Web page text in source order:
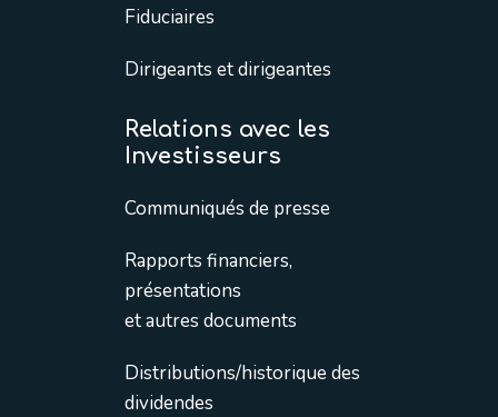
Fiduciaires
Dirigeants et dirigeantes
Relations avec les
Investisseurs
Communiqués de presse
Rapports financiers,
présentations
et autres documents
Distributions/historique des
dividendes